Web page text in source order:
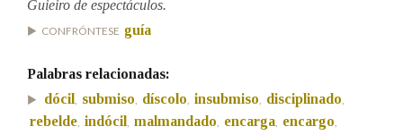
Nas definicións
Nos exemplos
Guieiro de espectáculos.
CONFRÓNTESE guía
Palabras relacionadas:
dócil , submiso, díscolo, insubmiso, disciplinado,
rebelde, indócil , malmandado, encarga, encargo,